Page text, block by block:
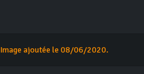
Image ajoutée le 08/06/2020.